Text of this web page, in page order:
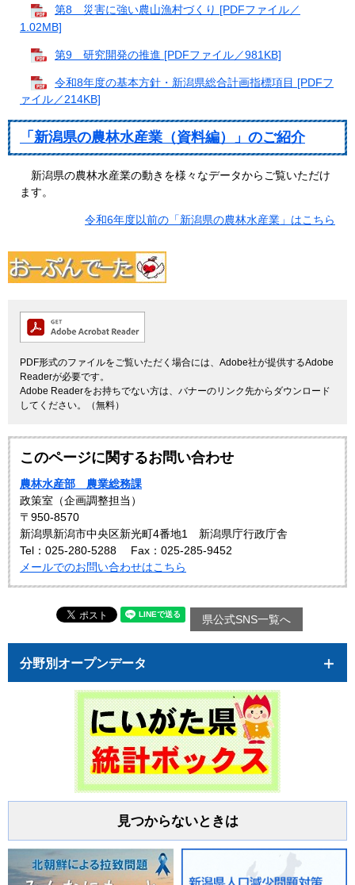
第8 災害に強い農山漁村づくり [PDFファイル／
1.02MB]
第9 研究開発の推進 [PDFファイル／981KB]
令和8年度の基本方針・新潟県総合計画指標項目 [PDFフ
ァイル／214KB]
「新潟県の農林水産業（資料編）」のご紹介
新潟県の農林水産業の動きを様々なデータからご覧いただけ
ます。
令和6年度以前の「新潟県の農林水産業」はこちら
PDF形式のファイルをご覧いただく場合には、Adobe社が提供するAdobe
Readerが必要です。
Adobe Readerをお持ちでない方は、バナーのリンク先からダウンロード
してください。（無料）
このページに関するお問い合わせ
農林水産部 農業総務課
政策室（企画調整担当）
〒950-8570
新潟県新潟市中央区新光町4番地1 新潟県庁行政庁舎
Tel：025-280-5288
Fax：025-285-9452
メールでのお問い合わせはこちら
県公式SNS一覧へ
分野別オープンデータ
見つからないときは